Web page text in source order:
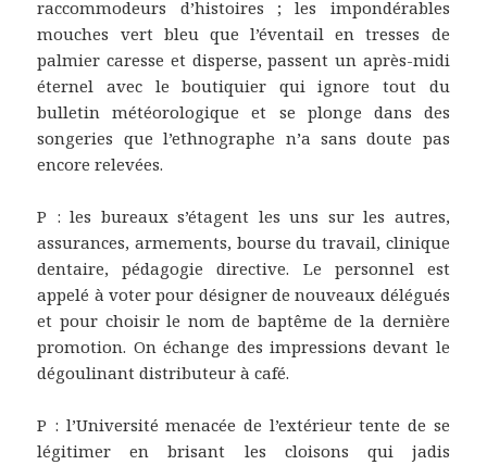
raccommodeurs d’histoires ; les impondérables
mouches vert bleu que l’éventail en tresses de
palmier caresse et disperse, passent un après-midi
éternel avec le boutiquier qui ignore tout du
bulletin météorologique et se plonge dans des
songeries que l’ethnographe n’a sans doute pas
encore relevées.
P : les bureaux s’étagent les uns sur les autres,
assurances, armements, bourse du travail, clinique
dentaire, pédagogie directive. Le personnel est
appelé à voter pour désigner de nouveaux délégués
et pour choisir le nom de baptême de la dernière
promotion. On échange des impressions devant le
dégoulinant distributeur à café.
P : l’Université menacée de l’extérieur tente de se
légitimer en brisant les cloisons qui jadis